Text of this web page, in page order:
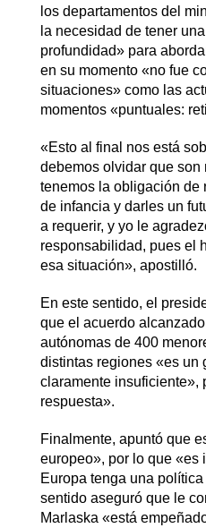
los departamentos del
la necesidad de tener
profundidad» para
en su momento «no fue
situaciones» como las
momentos «puntuales:
«Esto al final nos está
debemos olvidar que
tenemos la obligación de
de infancia y darles un
a requerir, y yo le
responsabilidad, pues el
esa situación», apostilló.
En este sentido, el
que el acuerdo
autónomas de 400
distintas regiones «es un
claramente insuficiente»,
respuesta».
Finalmente, apuntó que
europeo», por lo que «es
Europa tenga una
sentido aseguró que le
Marlaska «está